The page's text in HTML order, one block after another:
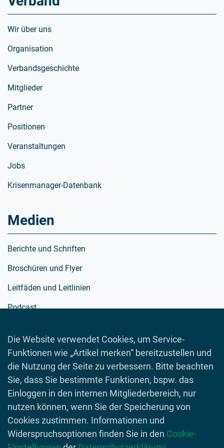
Die Website verwendet Cookies, um Service-
Funktionen wie „Artikel merken“ bereitzustellen und
die Nutzung der Seite zu verbessern. Bitte beachten
Sie, dass Sie bestimmte Funktionen, bspw. das
Einloggen in den internen Mitgliederbereich, nur
nutzen können, wenn Sie der Speicherung von
Cookies zustimmen. Informationen und
Widerspruchsoptionen finden Sie in den Cookie-
Wir über uns
Organisation
Verbandsgeschichte
Mitglieder
Partner
Positionen
Veranstaltungen
Jobs
Krisenmanager-Datenbank
Medien
Berichte und Schriften
Broschüren und Flyer
Leitfäden und Leitlinien
Podcast
Spielewelt
Toolboxen
Videos